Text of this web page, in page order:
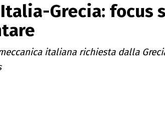
Italia-Grecia: focus
italiana richiesta dalla